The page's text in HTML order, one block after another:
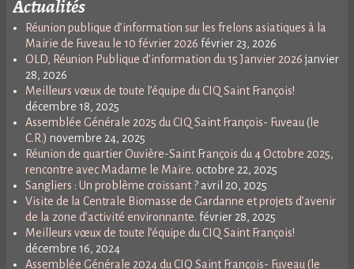
Actualités
Réunion publique d’information sur les frelons asiatiques à la
Mairie de Fuveau le 10 février 2026 février 23, 2026
OLD, Réunion Publique d’information du 15 Janvier 2026 janvier
28, 2026
Meilleurs vœux de toute l’équipe du CIQ Saint François!
décembre 18, 2025
Assemblée Générale 2025 du CIQ Saint François- Fuveau (le
C.R.) novembre 24, 2025
Réunion de quartier Ouvière-Saint François du 4 Octobre 2025,
rencontre avec Madame le Maire. octobre 22, 2025
Sangliers : Un problème croissant ? avril 20, 2025
Visite de la Centrale Biomasse de Gardanne et projets d’avenir
de la zone d’activité environnante. février 28, 2025
Meilleurs vœux de toute l’équipe du CIQ Saint François!
décembre 16, 2024
Assemblée Générale 2024 du CIQ Saint François- Fuveau (le